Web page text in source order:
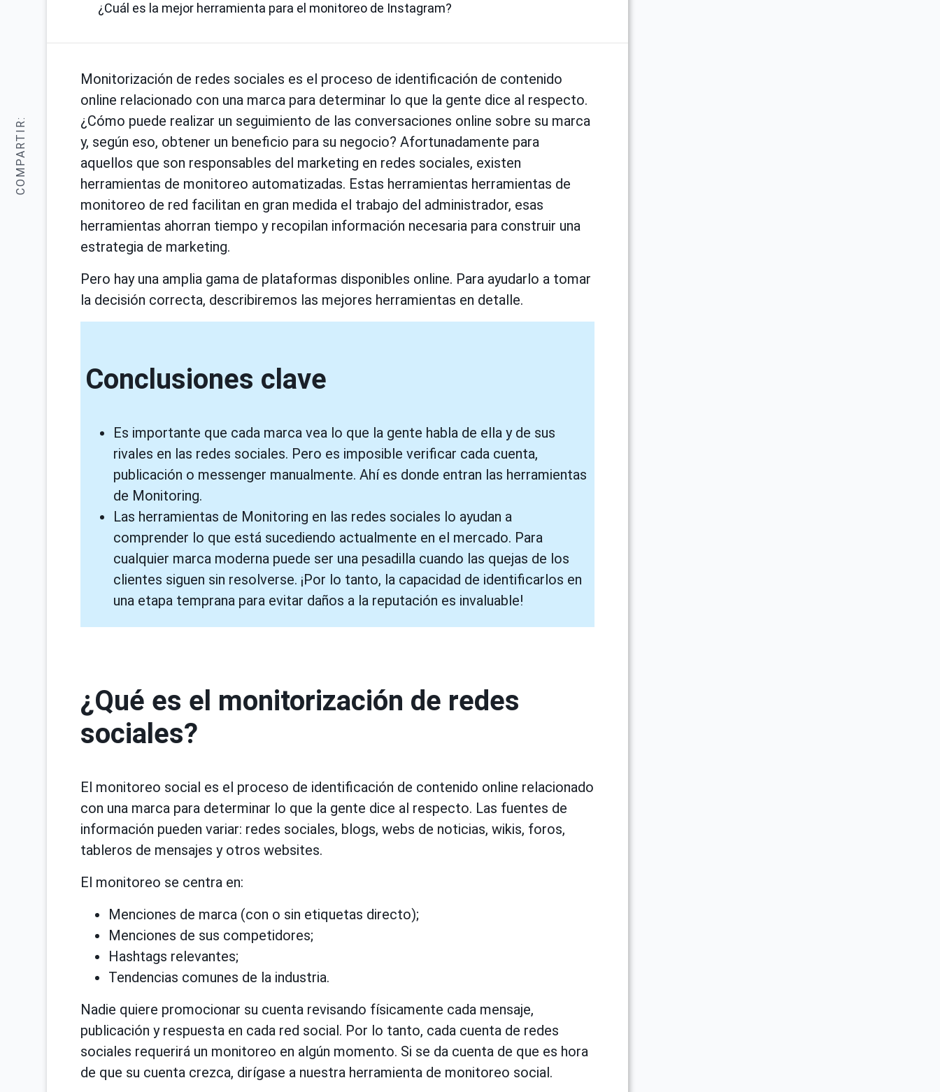
COMPARTIR:
¿Cuál es la mejor herramienta para el monitoreo de Instagram?
Monitorización de redes sociales es el proceso de identificación de contenido
online relacionado con una marca para determinar lo que la gente dice al respecto.
¿Cómo puede realizar un seguimiento de las conversaciones online sobre su marca
y, según eso, obtener un beneficio para su negocio? Afortunadamente para
aquellos que son responsables del marketing en redes sociales, existen
herramientas de monitoreo automatizadas. Estas herramientas herramientas de
monitoreo de red facilitan en gran medida el trabajo del administrador, esas
herramientas ahorran tiempo y recopilan información necesaria para construir una
estrategia de marketing.
Pero hay una amplia gama de plataformas disponibles online. Para ayudarlo a tomar
la decisión correcta, describiremos las mejores herramientas en detalle.
Conclusiones clave
Es importante que cada marca vea lo que la gente habla de ella y de sus
rivales en las redes sociales. Pero es imposible verificar cada cuenta,
publicación o messenger manualmente. Ahí es donde entran las herramientas
de Monitoring.
Las herramientas de Monitoring en las redes sociales lo ayudan a
comprender lo que está sucediendo actualmente en el mercado. Para
cualquier marca moderna puede ser una pesadilla cuando las quejas de los
clientes siguen sin resolverse. ¡Por lo tanto, la capacidad de identificarlos en
una etapa temprana para evitar daños a la reputación es invaluable!
¿Qué es el monitorización de redes
sociales?
El monitoreo social es el proceso de identificación de contenido online relacionado
con una marca para determinar lo que la gente dice al respecto. Las fuentes de
información pueden variar: redes sociales, blogs, webs de noticias, wikis, foros,
tableros de mensajes y otros websites.
El monitoreo se centra en:
Menciones de marca (con o sin etiquetas directo);
Menciones de sus competidores;
Hashtags relevantes;
Tendencias comunes de la industria.
Nadie quiere promocionar su cuenta revisando físicamente cada mensaje,
publicación y respuesta en cada red social. Por lo tanto, cada cuenta de redes
sociales requerirá un monitoreo en algún momento. Si se da cuenta de que es hora
de que su cuenta crezca, dirígase a nuestra herramienta de monitoreo social.